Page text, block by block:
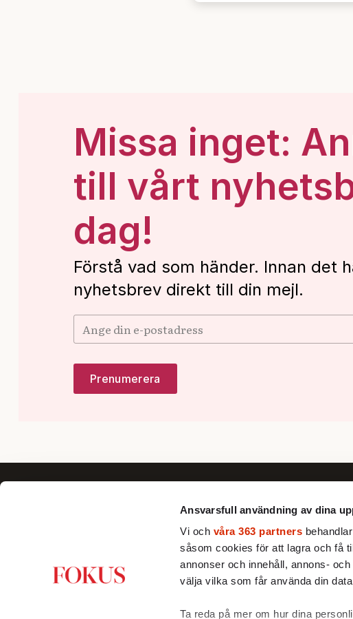
Ansvarsfull användning av dina
Vi och våra 363 partners
såsom cookies för att lagra och få
annonser och innehåll, annons-
välja vilka som får använda din
Ta reda på mer om hur dina
Missa inget:
till vårt
dag!
Förstå vad som händer. Innan det
nyhetsbrev direkt till din mejl.
Fokus förklarar, fördjupar och ger nya
perspektiv till dig som vill se bortom
det dagsaktuella och förstå Sverige